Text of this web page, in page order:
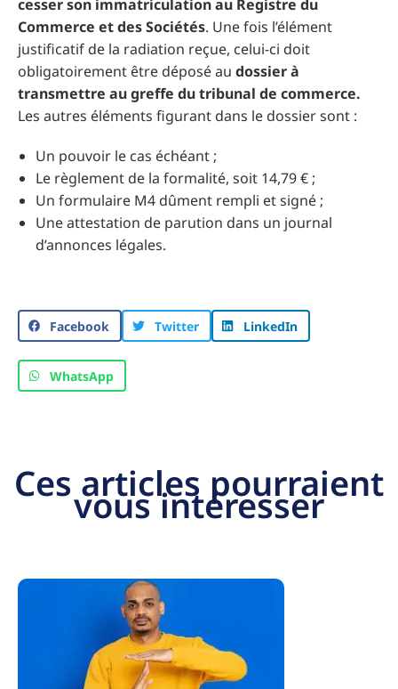
cesser son immatriculation au Registre du
Commerce et des Sociétés. Une fois l’élément
justificatif de la radiation reçue, celui-ci doit
obligatoirement être déposé au dossier à
transmettre augreffe du tribunal de commerce.
Les autres éléments figurant dans le dossier sont :
Un pouvoir le cas échéant ;
Le règlement de la formalité, soit 14,79 € ;
Un formulaire M4 dûment rempli et signé ;
Une attestation de parution dans un journal
d’annonces légales.
Facebook Twitter LinkedIn
WhatsApp
Ces articles pourraient
vous intéresser